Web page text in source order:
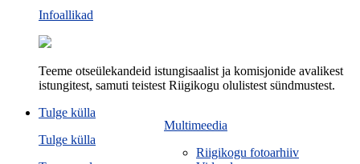
Infoallikad
Teeme otseülekandeid istungisaalist ja komisjonide avalikest
istungitest, samuti teistest Riigikogu olulistest sündmustest.
Multimeedia
Riigikogu fotoarhiiv
Tulge külla
Tulge külla